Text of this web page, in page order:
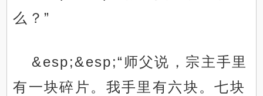
么？”
&esp;&esp;“师父说，宗主手里
有一块碎片。我手里有六块。七块